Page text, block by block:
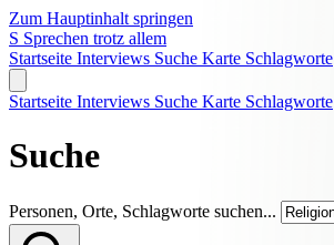
Zum Hauptinhalt springen
S Sprechen trotz allem
Startseite Interviews Suche Karte Schlagworte
Startseite Interviews Suche Karte Schlagworte
Suche
Personen, Orte, Schlagworte suchen...